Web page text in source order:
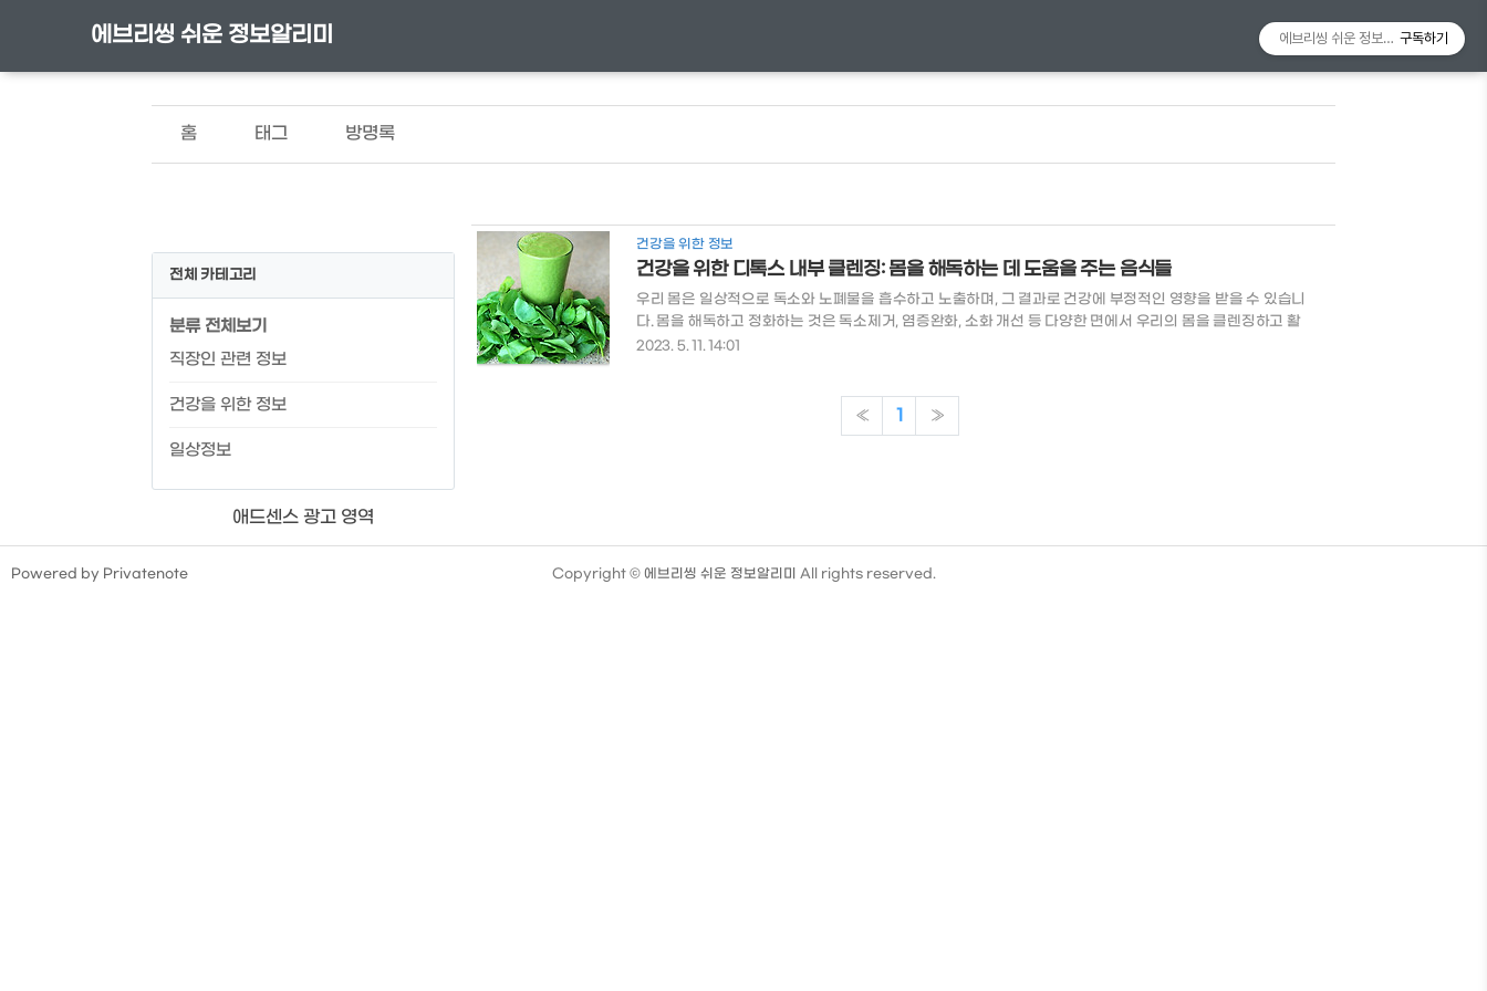
에브리씽 쉬운 정보알리미
홈 태그 방명록
건강을 위한 정보
건강을 위한 디톡스 내부 클렌징: 몸을 해독하는 데 도움을 주는 음식들
우리 몸은 일상적으로 독소와 노폐물을 흡수하고 노출하며, 그 결과로 건강에 부정적인 영향을 받을 수 있습니
다. 몸을 해독하고 정화하는 것은 독소제거, 염증완화, 소화 개선 등 다양한 면에서 우리의 몸을 클렌징하고 활
력을 불어넣어줍니다. 디톡스 클렌징을 통해 몸의 피로를 해소하는 방법에 대해 알아보겠습니다. 몸을 해독하
제를 풍부하게 함유하고 있어 독서를 제거하고 소화 시스템을 정화하는데 도움을 줍니다. 시금치 철분,칼슘,비
타민 A,비타민 C, 식이섬유 등 다양한 영양소를 포함하고 있습니다. 철분..
2023. 5. 11. 14:01
« 1 »
전체 카테고리
분류 전체보기
직장인 관련 정보
건강을 위한 정보
일상정보
애드센스 광고 영역
Powered by Privatenote Copyright © 에브리씽 쉬운 정보알리미 All rights reserved.
TistoryWhaleSkin3.4
에브리씽 쉬운 정보알리미구독하기